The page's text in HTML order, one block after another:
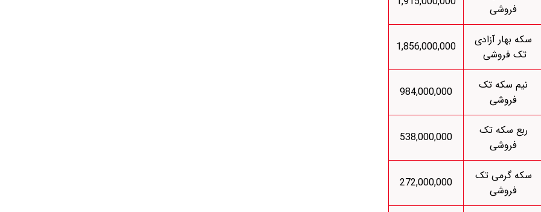
فروشی
سکه بهار آزادی
تک فروشی
1,856,000,000
نیم سکه تک
فروشی
984,000,000
ربع سکه تک
فروشی
538,000,000
سکه گرمی تک
فروشی
272,000,000